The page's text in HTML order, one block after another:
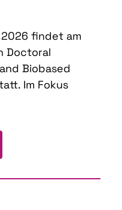
findet am
Doctoral
Biobased
Im Fokus